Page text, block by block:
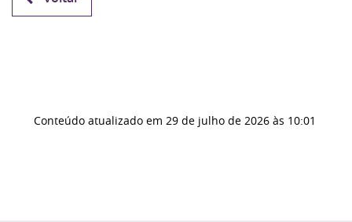
Conteúdo atualizado em 29 de julho de 2026 às 10:01